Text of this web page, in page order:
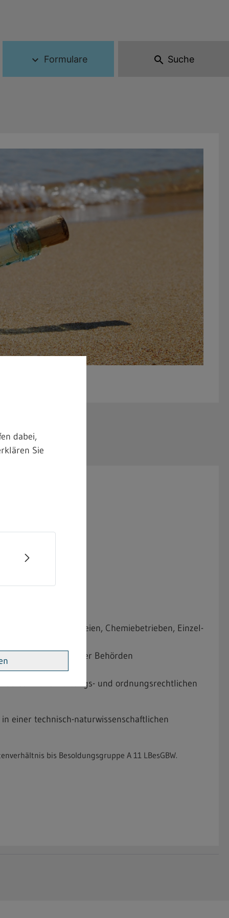
expand_more Formulare search Suche
Schreinereien, Chemiebetrieben, Einzel-
und Abfallrecht
sowie anderer Behörden
mit verwaltungs- und ordnungsrechtlichen
einer technisch-naturwissenschaftlichen
bis Besoldungsgruppe A 11 LBesGBW.
dabei,
Sie